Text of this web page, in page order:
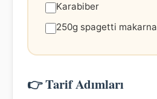
Karabiber
250g spagetti makarna
👉 Tarif Adımları